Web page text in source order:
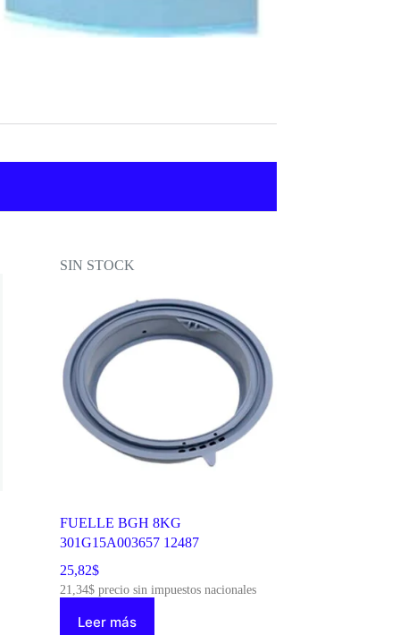
SIN STOCK
FUELLE BGH 8KG
301G15A003657 12487
25,82$
21,34$precio sin impuestos nacionales
Leer más